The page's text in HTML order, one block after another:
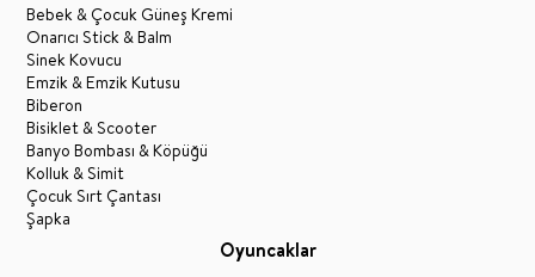
Bebek & Çocuk Güneş Kremi
Onarıcı Stick & Balm
Sinek Kovucu
Emzik & Emzik Kutusu
Biberon
Bisiklet & Scooter
Banyo Bombası & Köpüğü
Kolluk & Simit
Çocuk Sırt Çantası
Şapka
Oyuncaklar